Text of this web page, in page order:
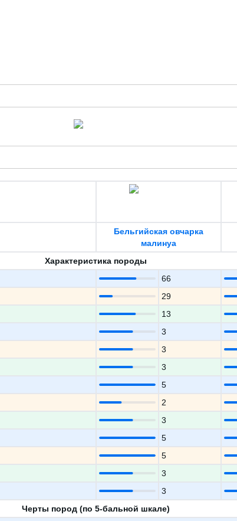
Бельгийская овчарка
малинуа
Характеристика породы
66
29
13
3
3
3
5
2
3
5
5
3
3
Черты пород (по 5-бальной шкале)